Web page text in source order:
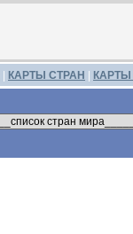
КАРТЫ СТРАН